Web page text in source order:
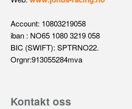
Account: 10803219058
iban : NO65 1080 3219 058
BIC (SWIFT): SPTRNO22.
Orgnr:913055284mva
Kontakt oss